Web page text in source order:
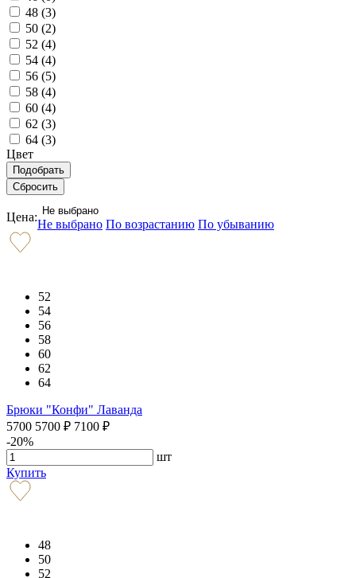
48 (3)
50 (2)
52 (4)
54 (4)
56 (5)
58 (4)
60 (4)
62 (3)
64 (3)
Цвет
Цена: Не выбрано
Не выбрано По возрастанию По убыванию
52
54
56
58
60
62
64
Брюки "Конфи" Лаванда
5700 5700 ₽ 7100 ₽
-20%
шт
Купить
48
50
52